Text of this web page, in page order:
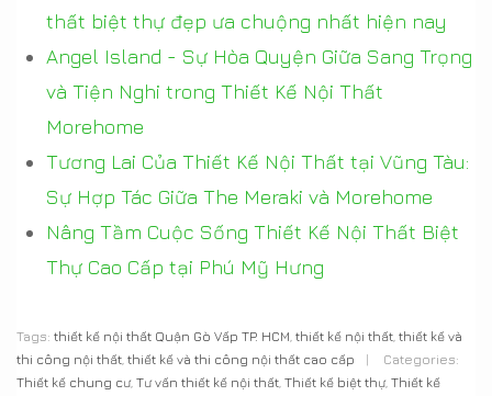
thất biệt thự đẹp ưa chuộng nhất hiện nay
Angel Island - Sự Hòa Quyện Giữa Sang Trọng
và Tiện Nghi trong Thiết Kế Nội Thất
Morehome
Tương Lai Của Thiết Kế Nội Thất tại Vũng Tàu:
Sự Hợp Tác Giữa The Meraki và Morehome
Nâng Tầm Cuộc Sống Thiết Kế Nội Thất Biệt
Thự Cao Cấp tại Phú Mỹ Hưng
Tags: thiết kế nội thất Quận Gò Vấp TP. HCM, thiết kế nội thất, thiết kế và
thi công nội thất, thiết kế và thi công nội thất cao cấp |
Categories:
Thiết kế chung cư, Tư vấn thiết kế nội thất, Thiết kế biệt thự, Thiết kế